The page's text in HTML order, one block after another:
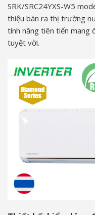
SRK/SRC24YXS-W5
thiệu bán ra thị trường
tính năng tiên tiến mang
tuyệt vời.